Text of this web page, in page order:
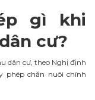
gì khi
cư?
dân cư, theo Nghị định
phép chăn nuôi chính